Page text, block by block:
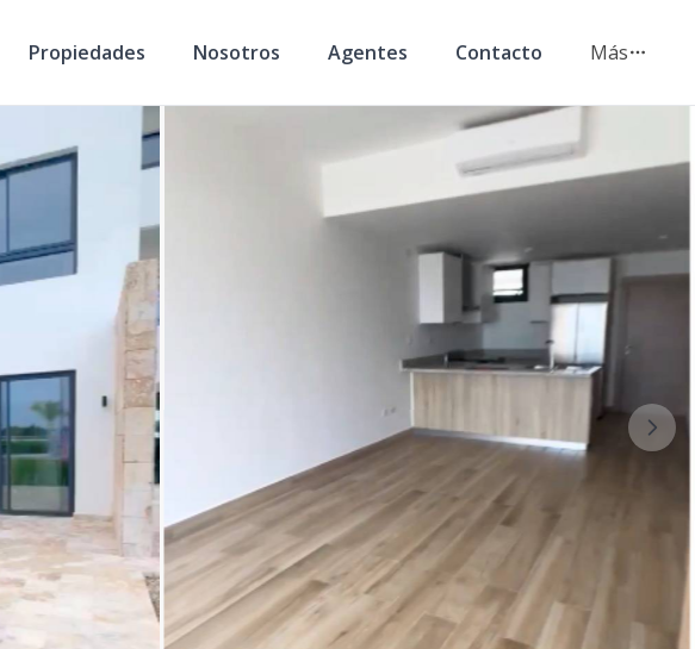
Propiedades Nosotros Agentes Contacto Más